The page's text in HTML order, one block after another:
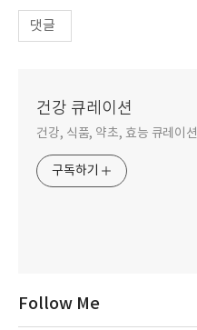
댓글
건강 큐레이션
건강, 식품, 약초, 효능 큐레이션
구독하기
Follow Me